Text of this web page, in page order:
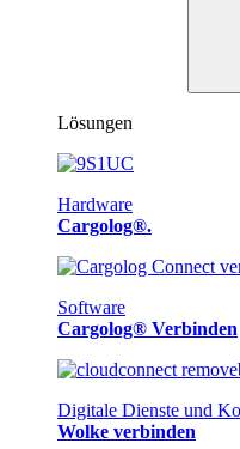
Lösungen
Hardware
Cargolog®.
Software
Cargolog® Verbinden
Digitale Dienste und
Wolke verbinden